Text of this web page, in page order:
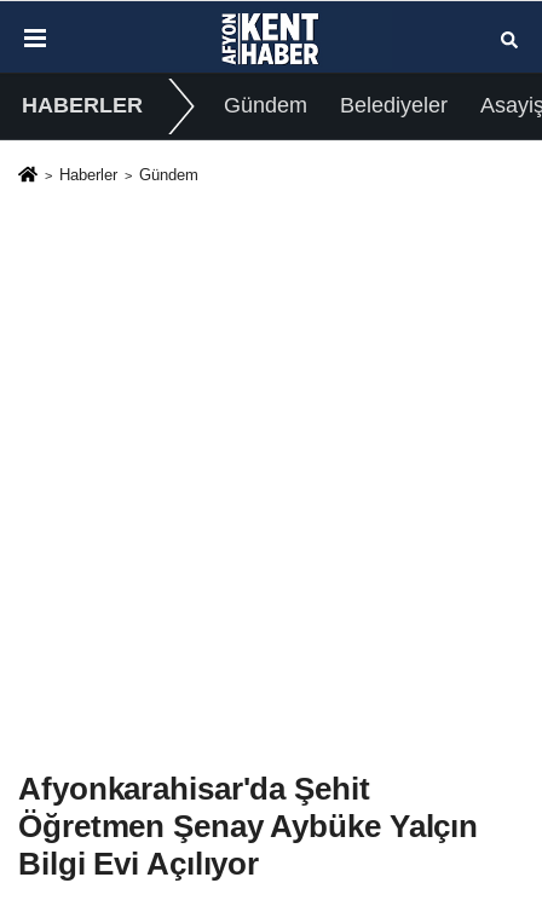
HABERLER Gündem Belediyeler
Haberler Gündem
Afyonkarahisar'da Şehit
Öğretmen Şenay Aybüke Yalçın
Bilgi Evi Açılıyor